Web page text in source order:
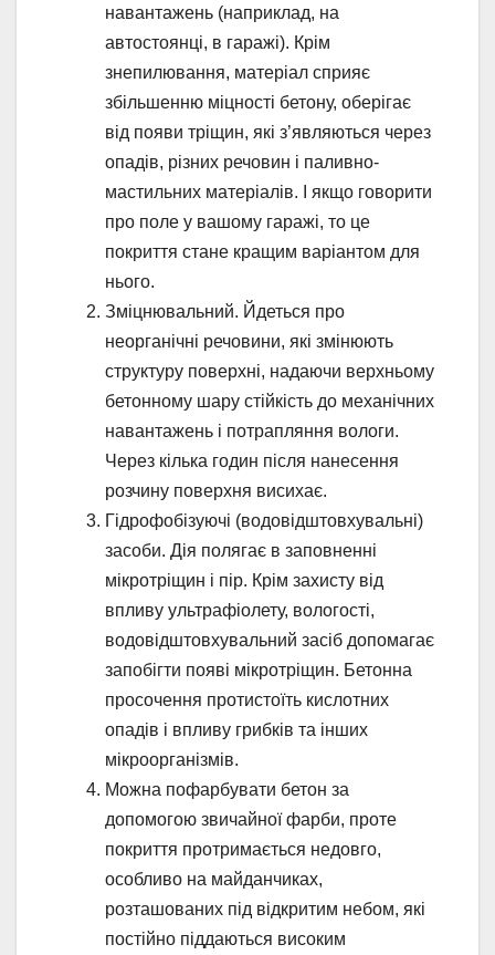
навантажень (наприклад, на
автостоянці, в гаражі). Крім
знепилювання, матеріал сприяє
збільшенню міцності бетону, оберігає
від появи тріщин, які з’являються через
опадів, різних речовин і паливно-
мастильних матеріалів. І якщо говорити
про поле у вашому гаражі, то це
покриття стане кращим варіантом для
нього.
Зміцнювальний. Йдеться про
неорганічні речовини, які змінюють
структуру поверхні, надаючи верхньому
бетонному шару стійкість до механічних
навантажень і потрапляння вологи.
Через кілька годин після нанесення
розчину поверхня висихає.
Гідрофобізуючі (водовідштовхувальні)
засоби. Дія полягає в заповненні
мікротріщин і пір. Крім захисту від
впливу ультрафіолету, вологості,
водовідштовхувальний засіб допомагає
запобігти появі мікротріщин. Бетонна
просочення протистоїть кислотних
опадів і впливу грибків та інших
мікроорганізмів.
Можна пофарбувати бетон за
допомогою звичайної фарби, проте
покриття протримається недовго,
особливо на майданчиках,
розташованих під відкритим небом, які
постійно піддаються високим